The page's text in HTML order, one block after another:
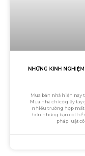
NHỮNG KINH
Mua bán nhà hiện nay
Mua nhà chỉ có giấy
nhiều trường hợp mất
hơn nhưng bạn có thể
pháp luật